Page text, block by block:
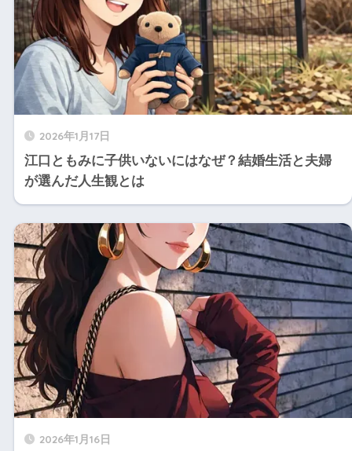
2026年1月17日
江口ともみに子供いないにはなぜ？結婚生活と夫婦
が選んだ人生観とは
2026年1月16日